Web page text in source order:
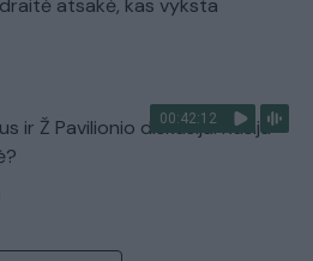
atsakė, kas vyksta
00:42:12
ir Ž Pavilionio diskusija: Rusija